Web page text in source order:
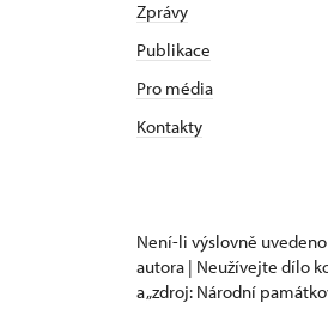
Zprávy
Publikace
Pro média
Kontakty
Není-li výslovně
autora | Neužívejte dílo
a „zdroj: Národní